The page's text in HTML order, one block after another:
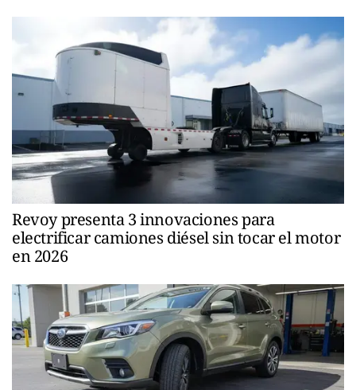
Revoy presenta 3 innovaciones para
electrificar camiones diésel sin tocar el motor
en 2026